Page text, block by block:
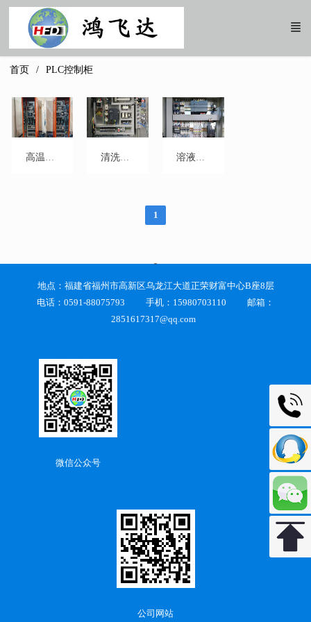
首页 PLC控制柜
1
地点：福建省福州市高新区乌龙江大道正荣财富中心B座8层
电话：0591-88075793 手机：15980703110 邮箱：
2851617317@qq.com
微信公众号
公司网站
0591-
返回顶